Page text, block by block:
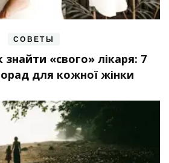
СОВЕТЫ
«свого» лікаря: 7
для кожної жінки